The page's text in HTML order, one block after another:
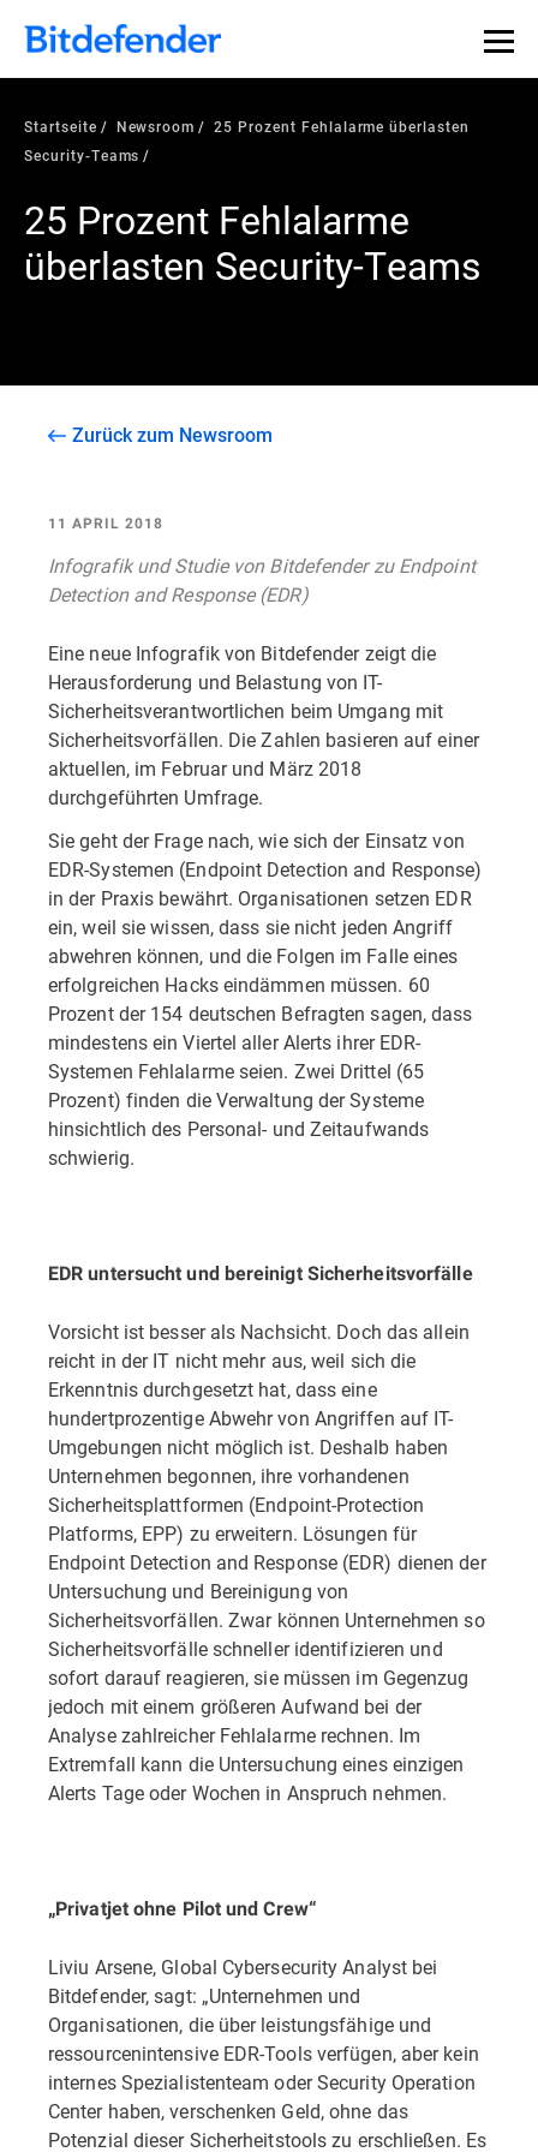
Startseite Newsroom
25 Prozent Fehlalarme überlasten
Security-Teams
25 Prozent Fehlalarme
überlasten Security-Teams
Zurück zum Newsroom
11 APRIL 2018
Infografik und Studie von Bitdefender zu Endpoint
Detection and Response (EDR)
Eine neue Infografik von Bitdefender zeigt die
Herausforderung und Belastung von IT-
Sicherheitsverantwortlichen beim Umgang mit
Sicherheitsvorfällen. Die Zahlen basieren auf einer
aktuellen, im Februar und März 2018
durchgeführten Umfrage.
Sie geht der Frage nach, wie sich der Einsatz von
EDR-Systemen (Endpoint Detection and Response)
in der Praxis bewährt. Organisationen setzen EDR
ein, weil sie wissen, dass sie nicht jeden Angriff
abwehren können, und die Folgen im Falle eines
erfolgreichen Hacks eindämmen müssen. 60
Prozent der 154 deutschen Befragten sagen, dass
mindestens ein Viertel aller Alerts ihrer EDR-
Systemen Fehlalarme seien. Zwei Drittel (65
Prozent) finden die Verwaltung der Systeme
hinsichtlich des Personal- und Zeitaufwands
schwierig.
EDR untersucht und bereinigt Sicherheitsvorfälle
Vorsicht ist besser als Nachsicht. Doch das allein
reicht in der IT nicht mehr aus, weil sich die
Erkenntnis durchgesetzt hat, dass eine
hundertprozentige Abwehr von Angriffen auf IT-
Umgebungen nicht möglich ist. Deshalb haben
Unternehmen begonnen, ihre vorhandenen
Sicherheitsplattformen (Endpoint-Protection
Platforms, EPP) zu erweitern. Lösungen für
Endpoint Detection and Response (EDR) dienen der
Untersuchung und Bereinigung von
Sicherheitsvorfällen. Zwar können Unternehmen so
Sicherheitsvorfälle schneller identifizieren und
sofort darauf reagieren, sie müssen im Gegenzug
jedoch mit einem größeren Aufwand bei der
Analyse zahlreicher Fehlalarme rechnen. Im
Extremfall kann die Untersuchung eines einzigen
Alerts Tage oder Wochen in Anspruch nehmen.
„Privatjet ohne Pilot und Crew“
Liviu Arsene, Global Cybersecurity Analyst bei
Bitdefender, sagt: „Unternehmen und
Organisationen, die über leistungsfähige und
ressourcenintensive EDR-Tools verfügen, aber kein
internes Spezialistenteam oder Security Operation
Center haben, verschenken Geld, ohne das
Potenzial dieser Sicherheitstools zu erschließen. Es